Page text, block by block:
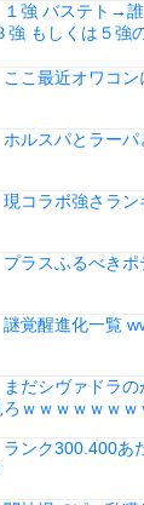
１強 バステト→
強 もしくは５強
ここ最近オワコ
ホルスパとラー
現コラボ強さラ
プラスふるべき
謎覚醒進化一覧
まだシヴァドラ
ｗｗｗｗｗｗｗ
ランク300.400あ